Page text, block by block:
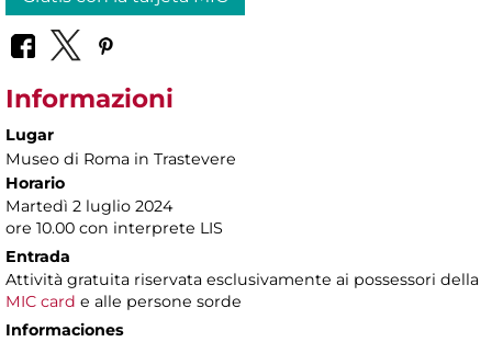
Informazioni
Lugar
Museo di Roma in Trastevere
Horario
Martedì 2 luglio 2024
ore 10.00 con interprete LIS
Entrada
Attività gratuita riservata esclusivamente ai possessori della
MIC card e alle persone sorde
Informaciones